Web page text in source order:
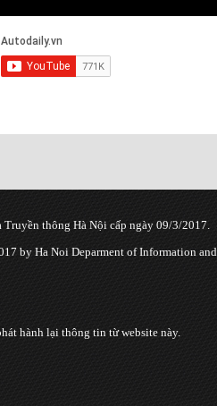
thông Hà Nội cấp ngày 09/3/2017.
by Ha Noi Deparment of Information and
hành lại thông tin từ website này.